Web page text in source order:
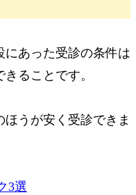
あった受診の条件は
ることです。
うが安く受診できま
3選